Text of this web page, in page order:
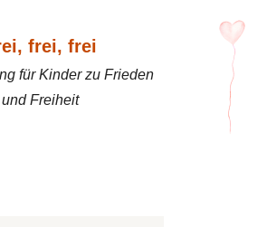
frei, frei
für Kinder zu Frieden
und Freiheit